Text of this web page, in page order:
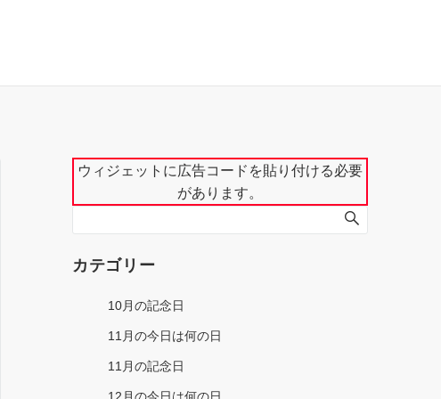
ウィジェットに広告コードを貼り付ける必要
があります。
カテゴリー
10月の記念日
11月の今日は何の日
11月の記念日